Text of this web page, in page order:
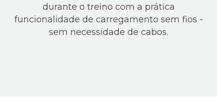
durante o treino com a prática
funcionalidade de carregamento sem fios -
sem necessidade de cabos.